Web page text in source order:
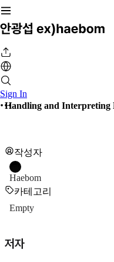
Sign In
Handling and Interpreting
작성자
Haebom
카테고리
Empty
저자